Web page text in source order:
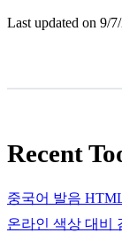
Last updated on 9/
Recent
중국어 발음
온라인 색상 대비